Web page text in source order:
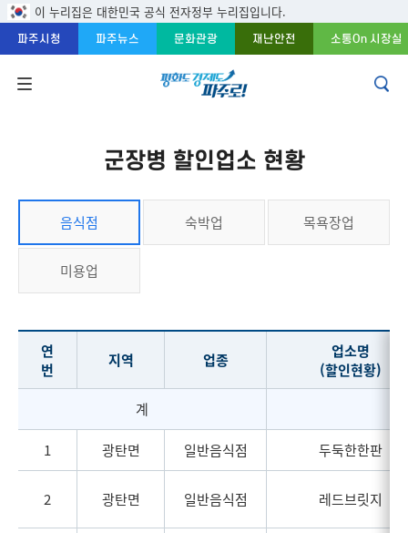
본문 바로가기
주메뉴 바로가기
푸터 바로가기
이 누리집은 대한민국 공식 전자정부 누리집입니다.
파주시청 파주뉴스 문화관광 재난안전 소통On 시장실
군장병 할인업소 현황
음식점 숙박업 목욕장업
미용업
연
번
지역 업종
업소명
(할인현황)
계
1 광탄면 일반음식점 두둑한한판
2 광탄면 일반음식점 레드브릿지